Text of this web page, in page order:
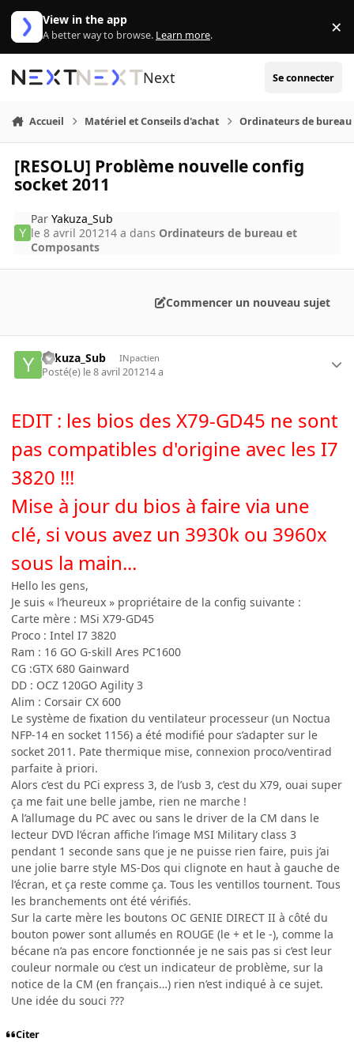
Aller au contenu
View in the app
A better way to browse. Learn more. ×
Next Se connecter
Accueil Matériel et Conseils d'achat Ordinateurs de bureau
[RESOLU] Problème nouvelle config
socket 2011
ParYakuza_Sub
le 8 avril 201214 a dans Ordinateurs de bureau et
Composants
Commencer un nouveau sujet
Yakuza_Sub INpactien
Posté(e) le 8 avril 201214 a
EDIT : les bios des X79-GD45 ne sont
pas compatibles d'origine avec les I7
3820 !!!
Mise à jour du bios à faire via une
clé, si vous avez un 3930k ou 3960x
sous la main...
Hello les gens,
Je suis « l’heureux » propriétaire de la config suivante :
Carte mère : MSi X79-GD45
Proco : Intel I7 3820
Ram : 16 GO G-skill Ares PC1600
CG :GTX 680 Gainward
DD : OCZ 120GO Agility 3
Alim : Corsair CX 600
Le système de fixation du ventilateur processeur (un Noctua
NFP-14 en socket 1156) a été modifié pour s’adapter sur le
socket 2011. Pate thermique mise, connexion proco/ventirad
parfaite à priori.
Alors c’est du PCi express 3, de l’usb 3, c’est du X79, ouai super
ça me fait une belle jambe, rien ne marche !
A l’allumage du PC avec ou sans le driver de la CM dans le
lecteur DVD l’écran affiche l’image MSI Military class 3
pendant 1 seconde sans que je ne puisse rien faire, puis j’ai
une jolie barre style MS-Dos qui clignote en haut à gauche de
l’écran, et ça reste comme ça. Tous les ventillos tournent. Tous
les branchements ont été vérifiés.
Sur la carte mère les boutons OC GENIE DIRECT II à côté du
bouton power sont allumés en ROUGE (le + et le -), comme la
bécane n’a pas encore fonctionnée je ne sais pas si c’est leur
couleur normale ou c’est un indicateur de problème, sur la
notice de la CM (en français…) rien n’est indiqué à ce sujet.
Une idée du souci ???
Citer